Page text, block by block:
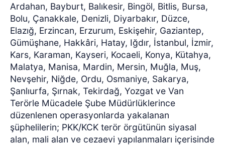
Ardahan, Bayburt, Balıkesir, Bingöl, Bitlis, Bursa,
Bolu, Çanakkale, Denizli, Diyarbakır, Düzce,
Elazığ, Erzincan, Erzurum, Eskişehir, Gaziantep,
Gümüşhane, Hakkâri, Hatay, Iğdır, İstanbul, İzmir,
Kars, Karaman, Kayseri, Kocaeli, Konya, Kütahya,
Malatya, Manisa, Mardin, Mersin, Muğla, Muş,
Nevşehir, Niğde, Ordu, Osmaniye, Sakarya,
Şanlıurfa, Şırnak, Tekirdağ, Yozgat ve Van
Terörle Mücadele Şube Müdürlüklerince
düzenlenen operasyonlarda yakalanan
şüphelilerin; PKK/KCK terör örgütünün siyasal
alan, mali alan ve cezaevi yapılanmaları içerisinde